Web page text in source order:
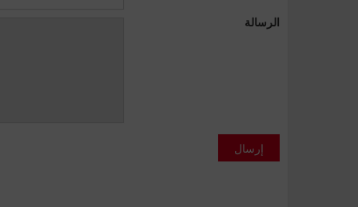
الرسالة
إرسال